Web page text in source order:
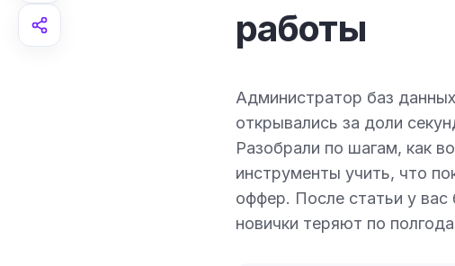
работы
Администратор баз
открывались за доли
Разобрали по шагам, как
инструменты учить, что
оффер. После статьи у вас
новички теряют по